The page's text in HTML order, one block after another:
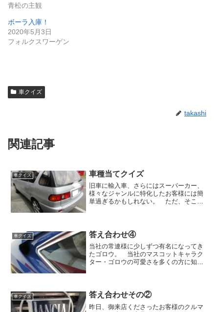
青松の主観
ボーラ入庫！
2020年5月3日
フォルクスワーゲン
車クイズ
takashi
関連記事
車クイズ 車種当てクイズ
旧車に輸入車、さらにはスーパーカー、
様々なジャンルに特化したお客様には簡
単過ぎるかもしれない。 ただ、そこに
んでもやってます！ それを...
車クイズ 答え合わせ④
当社の常連様に少しずつ有名になってき
たゴロウ。 当社のマスコットキャラク
ター・ゴロウの可愛さを多くの方に知っ
ており、散歩する時...
車クイズ 答え合わせその②
昨日、御来店くださったお客様のクルマ